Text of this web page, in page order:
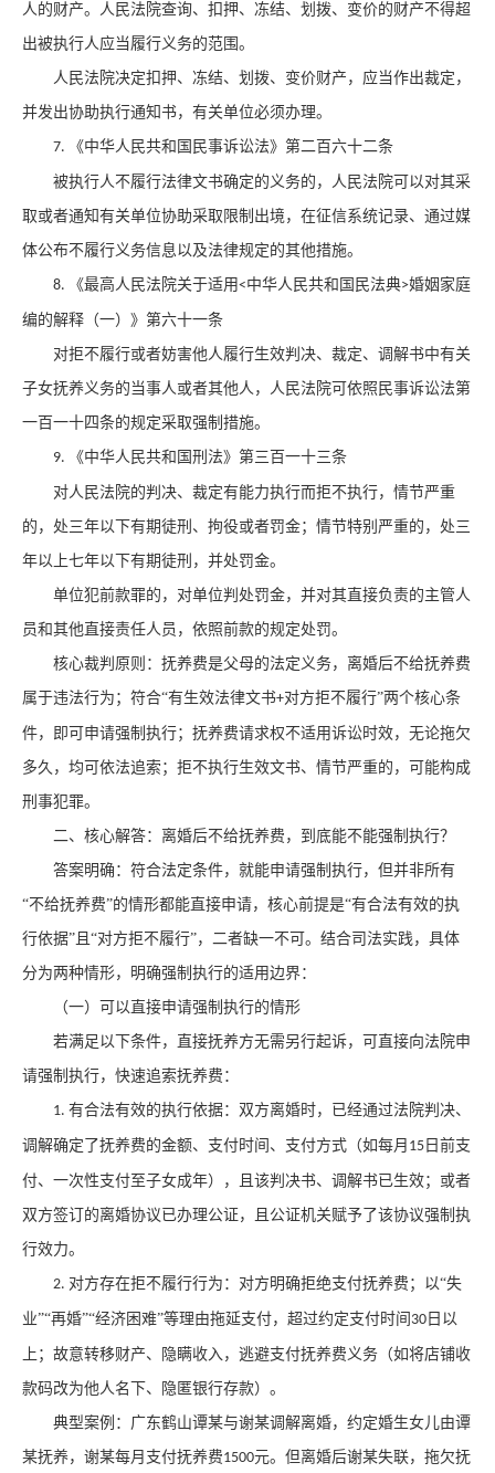
人的财产。人民法院查询、扣押、冻结、划拨、变价的财产不得超
出被执行人应当履行义务的范围。
人民法院决定扣押、冻结、划拨、变价财产，应当作出裁定，
并发出协助执行通知书，有关单位必须办理。
7. 《中华人民共和国民事诉讼法》第二百六十二条
被执行人不履行法律文书确定的义务的，人民法院可以对其采
取或者通知有关单位协助采取限制出境，在征信系统记录、通过媒
体公布不履行义务信息以及法律规定的其他措施。
8. 《最高人民法院关于适用<中华人民共和国民法典>婚姻家庭
编的解释（一）》第六十一条
对拒不履行或者妨害他人履行生效判决、裁定、调解书中有关
子女抚养义务的当事人或者其他人，人民法院可依照民事诉讼法第
一百一十四条的规定采取强制措施。
9. 《中华人民共和国刑法》第三百一十三条
对人民法院的判决、裁定有能力执行而拒不执行，情节严重
的，处三年以下有期徒刑、拘役或者罚金；情节特别严重的，处三
年以上七年以下有期徒刑，并处罚金。
单位犯前款罪的，对单位判处罚金，并对其直接负责的主管人
员和其他直接责任人员，依照前款的规定处罚。
核心裁判原则：抚养费是父母的法定义务，离婚后不给抚养费
属于违法行为；符合“有生效法律文书+对方拒不履行”两个核心条
件，即可申请强制执行；抚养费请求权不适用诉讼时效，无论拖欠
多久，均可依法追索；拒不执行生效文书、情节严重的，可能构成
刑事犯罪。
二、核心解答：离婚后不给抚养费，到底能不能强制执行？
答案明确：符合法定条件，就能申请强制执行，但并非所有
“不给抚养费”的情形都能直接申请，核心前提是“有合法有效的执
行依据”且“对方拒不履行”，二者缺一不可。结合司法实践，具体
分为两种情形，明确强制执行的适用边界：
（一）可以直接申请强制执行的情形
若满足以下条件，直接抚养方无需另行起诉，可直接向法院申
请强制执行，快速追索抚养费：
1. 有合法有效的执行依据：双方离婚时，已经通过法院判决、
调解确定了抚养费的金额、支付时间、支付方式（如每月 15 日前支
付、一次性支付至子女成年），且该判决书、调解书已生效；或者
双方签订的离婚协议已办理公证，且公证机关赋予了该协议强制执
行效力。
2. 对方存在拒不履行行为：对方明确拒绝支付抚养费；以“失
业”“再婚”“经济困难”等理由拖延支付，超过约定支付时间 30 日以
上；故意转移财产、隐瞒收入，逃避支付抚养费义务（如将店铺收
款码改为他人名下、隐匿银行存款）。
典型案例：广东鹤山谭某与谢某调解离婚，约定婚生女儿由谭
某抚养，谢某每月支付抚养费1500元。但离婚后谢某失联，拖欠抚